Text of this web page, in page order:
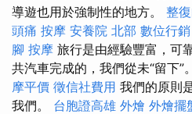
導遊也用於強制性的地方。 整
頭痛 按摩 安養院 北部 數位行銷
腳 按摩 旅行是由經驗豐富，可
共汽車完成的，我們從未“留下”。
摩平價 徵信社費用 我們的原則
我們。 台胞證高雄 外燴 外燴擺